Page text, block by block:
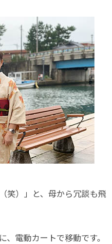
笑）」と、母から冗談も飛
電動カートで移動です。